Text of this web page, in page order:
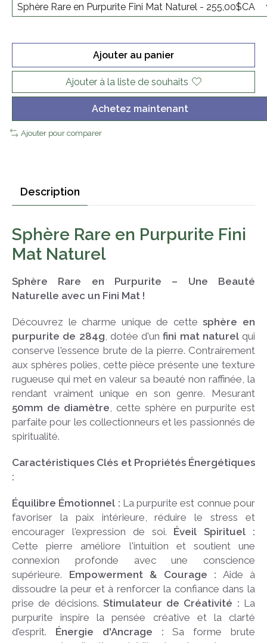
Ajouter au panier
Ajouter à la liste de souhaits
Achetez maintenant
Ajouter pour comparer
Description
Sphère Rare en Purpurite Fini
Mat Naturel
Sphère Rare en Purpurite – Une Beauté
Naturelle avec un Fini Mat !
Découvrez le charme unique de cettesphère en
purpurite de 284g , dotée d'unfini mat naturelqui
conserve l'essence brute de la pierre. Contrairement
aux sphères polies, cette pièce présente une texture
rugueuse qui met en valeur sa beauté non raffinée, la
rendant vraiment unique en son genre. Mesurant
50mm de diamètre , cette sphère en purpurite est
parfaite pour les collectionneurs et les passionnés de
spiritualité.
Caractéristiques Clés et Propriétés Énergétiques
:
Équilibre Émotionnel : La purpurite est connue pour
favoriser la paix intérieure, réduire le stress et
encourager l'expression de soi. Éveil Spirituel :
Cette pierre améliore l'intuition et soutient une
connexion profonde avec une conscience
supérieure. Empowerment & Courage : Aide à
dissoudre la peur et à renforcer la confiance dans la
prise de décisions. Stimulateur de Créativité : La
purpurite inspire la pensée créative et la clarté
d'esprit. Énergie d'Ancrage : Sa forme brute